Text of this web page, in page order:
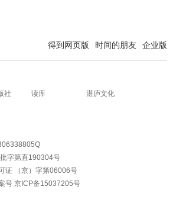
得到网页版 时间的朋友 企业版
社 读库
湛庐文化
字第直190304号
证 （京）字第06006号
号 京ICP备15037205号